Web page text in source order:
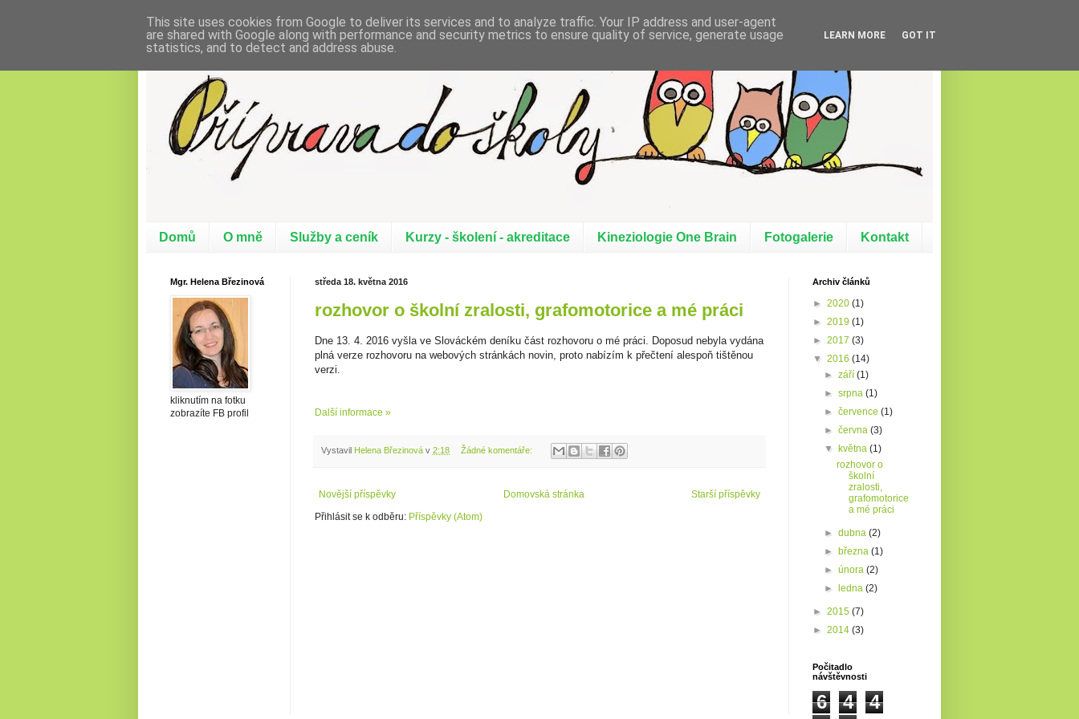
Domů O mně Služby a ceník Kurzy - školení - akreditace Kineziologie One Brain Fotogalerie Kontakt
středa 18. května 2016
rozhovor o školní zralosti, grafomotorice a mé práci
Dne 13. 4. 2016 vyšla ve Slováckém deníku část rozhovoru o mé práci. Doposud nebyla vydána
plná verze rozhovoru na webových stránkách novin, proto nabízím k přečtení alespoň tištěnou
verzi.
Další informace »
Vystavil Helena Březinová v 2:18 Žádné komentáře:
Novější příspěvky Starší příspěvky
Domovská stránka
Přihlásit se k odběru: Příspěvky (Atom)
Mgr. Helena Březinová
kliknutím na fotku
zobrazíte FB profil
Archiv článků
► 2020 (1)
► 2019 (1)
► 2017 (3)
▼ 2016 (14)
►září(1)
►srpna(1)
►července(1)
►června(3)
▼
května(1)
rozhovor o
školní
zralosti,
grafomotorice
a mé práci
►dubna(2)
► března(1)
►února(2)
►
ledna(2)
► 2015 (7)
► 2014 (3)
Počitadlo
návštěvnosti
6 4
4
This site uses cookies from Google to deliver its services and to analyze traffic. Your IP address and user-agent
are shared with Google along with performance and security metrics to ensure quality of service, generate usage
statistics, and to detect and address abuse.
LEARN MORE GOT IT